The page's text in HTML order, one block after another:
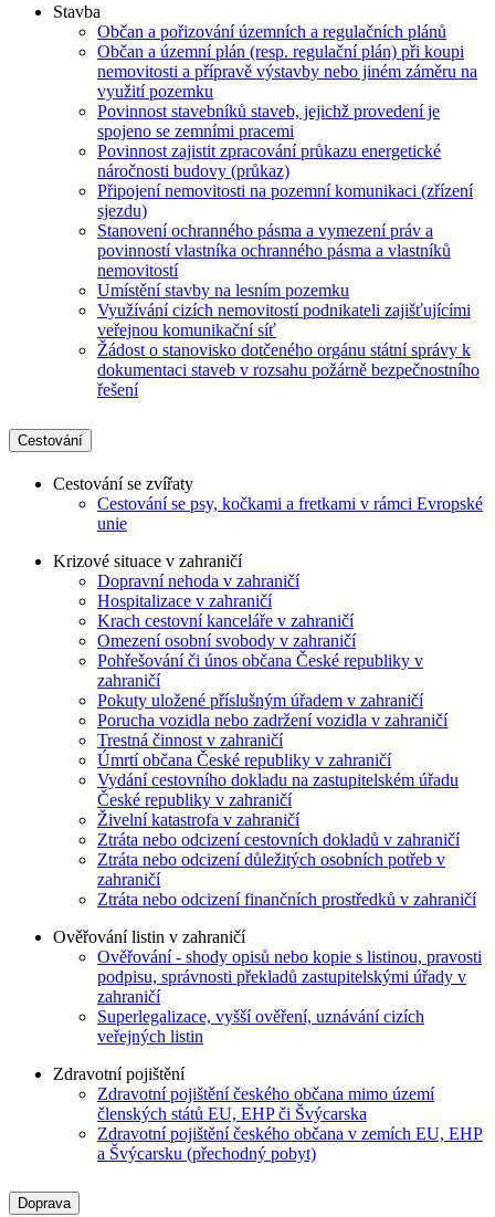
Stavba
Občan a pořizování územních a regulačních plánů
Občan a územní plán (resp. regulační plán) při koupi
nemovitosti a přípravě výstavby nebo jiném záměru na
využití pozemku
Povinnost stavebníků staveb, jejichž provedení je
spojeno se zemními pracemi
Povinnost zajistit zpracování průkazu energetické
náročnosti budovy (průkaz)
Připojení nemovitosti na pozemní komunikaci (zřízení
sjezdu)
Stanovení ochranného pásma a vymezení práv a
povinností vlastníka ochranného pásma a vlastníků
nemovitostí
Umístění stavby na lesním pozemku
Využívání cizích nemovitostí podnikateli zajišťujícími
veřejnou komunikační síť
Žádost o stanovisko dotčeného orgánu státní správy k
dokumentaci staveb v rozsahu požárně bezpečnostního
řešení
Cestování
Cestování se zvířaty
Cestování se psy, kočkami a fretkami v rámci Evropské
unie
Krizové situace v zahraničí
Dopravní nehoda v zahraničí
Hospitalizace v zahraničí
Krach cestovní kanceláře v zahraničí
Omezení osobní svobody v zahraničí
Pohřešování či únos občana České republiky v
zahraničí
Pokuty uložené příslušným úřadem v zahraničí
Porucha vozidla nebo zadržení vozidla v zahraničí
Trestná činnost v zahraničí
Úmrtí občana České republiky v zahraničí
Vydání cestovního dokladu na zastupitelském úřadu
České republiky v zahraničí
Živelní katastrofa v zahraničí
Ztráta nebo odcizení cestovních dokladů v zahraničí
Ztráta nebo odcizení důležitých osobních potřeb v
zahraničí
Ztráta nebo odcizení finančních prostředků v zahraničí
Ověřování listin v zahraničí
Ověřování - shody opisů nebo kopie s listinou, pravosti
podpisu, správnosti překladů zastupitelskými úřady v
zahraničí
Superlegalizace, vyšší ověření, uznávání cizích
veřejných listin
Zdravotní pojištění
Zdravotní pojištění českého občana mimo území
členských států EU, EHP či Švýcarska
Zdravotní pojištění českého občana v zemích EU, EHP
a Švýcarsku (přechodný pobyt)
Doprava